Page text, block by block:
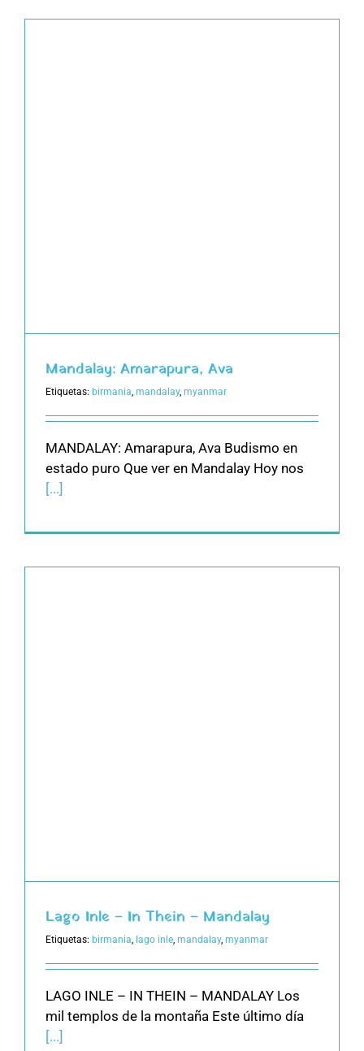
Mandalay: Amarapura, Ava
Etiquetas: birmania, mandalay, myanmar
MANDALAY: Amarapura, Ava Budismo en
estado puro Que ver en Mandalay Hoy nos
[...]
Lago Inle – In Thein – Mandalay
Etiquetas: birmania, lago inle, mandalay, myanmar
LAGO INLE – IN THEIN – MANDALAY Los
mil templos de la montaña Este último día
[...]